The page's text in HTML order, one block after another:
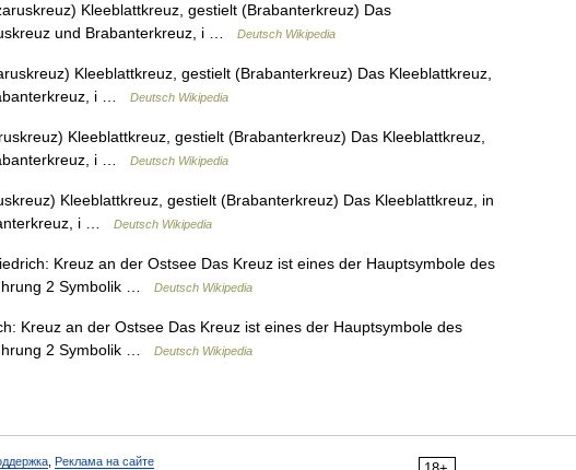
Kleeblattkreuz, gestielt (Brabanterkreuz) Das
und Brabanterkreuz, i …
Deutsch Wikipedia
Kleeblattkreuz, gestielt (Brabanterkreuz) Das Kleeblattkreuz,
i …
Deutsch Wikipedia
Kleeblattkreuz, gestielt (Brabanterkreuz) Das Kleeblattkreuz,
i …
Deutsch Wikipedia
Kleeblattkreuz, gestielt (Brabanterkreuz) Das Kleeblattkreuz, in
i …
Deutsch Wikipedia
Kreuz an der Ostsee Das Kreuz ist eines der Hauptsymbole des
2 Symbolik …
Deutsch Wikipedia
Kreuz an der Ostsee Das Kreuz ist eines der Hauptsymbole des
2 Symbolik …
Deutsch Wikipedia
Реклама на сайте